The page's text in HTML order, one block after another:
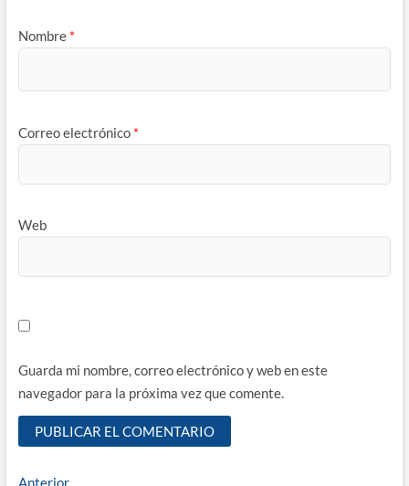
Nombre *
Correo electrónico *
Web
Guarda mi nombre, correo electrónico y web en este
navegador para la próxima vez que comente.
AnteriorEntrada